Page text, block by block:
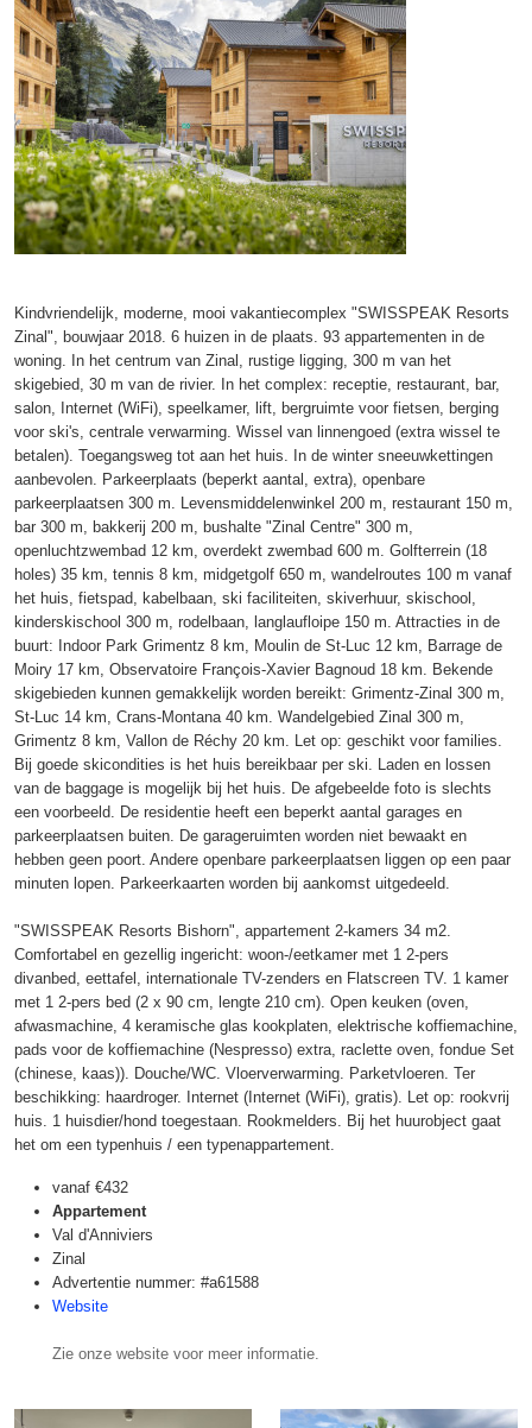
Kindvriendelijk, moderne, mooi vakantiecomplex "SWISSPEAK Resorts
Zinal", bouwjaar 2018. 6 huizen in de plaats. 93 appartementen in de
woning. In het centrum van Zinal, rustige ligging, 300 m van het
skigebied, 30 m van de rivier. In het complex: receptie, restaurant, bar,
salon, Internet (WiFi), speelkamer, lift, bergruimte voor fietsen, berging
voor ski's, centrale verwarming. Wissel van linnengoed (extra wissel te
betalen). Toegangsweg tot aan het huis. In de winter sneeuwkettingen
aanbevolen. Parkeerplaats (beperkt aantal, extra), openbare
parkeerplaatsen 300 m. Levensmiddelenwinkel 200 m, restaurant 150 m,
bar 300 m, bakkerij 200 m, bushalte "Zinal Centre" 300 m,
openluchtzwembad 12 km, overdekt zwembad 600 m. Golfterrein (18
holes) 35 km, tennis 8 km, midgetgolf 650 m, wandelroutes 100 m vanaf
het huis, fietspad, kabelbaan, ski faciliteiten, skiverhuur, skischool,
kinderskischool 300 m, rodelbaan, langlaufloipe 150 m. Attracties in de
buurt: Indoor Park Grimentz 8 km, Moulin de St-Luc 12 km, Barrage de
Moiry 17 km, Observatoire François-Xavier Bagnoud 18 km. Bekende
skigebieden kunnen gemakkelijk worden bereikt: Grimentz-Zinal 300 m,
St-Luc 14 km, Crans-Montana 40 km. Wandelgebied Zinal 300 m,
Grimentz 8 km, Vallon de Réchy 20 km. Let op: geschikt voor families.
Bij goede skicondities is het huis bereikbaar per ski. Laden en lossen
van de baggage is mogelijk bij het huis. De afgebeelde foto is slechts
een voorbeeld. De residentie heeft een beperkt aantal garages en
parkeerplaatsen buiten. De garageruimten worden niet bewaakt en
hebben geen poort. Andere openbare parkeerplaatsen liggen op een paar
minuten lopen. Parkeerkaarten worden bij aankomst uitgedeeld.
"SWISSPEAK Resorts Bishorn", appartement 2-kamers 34 m2.
Comfortabel en gezellig ingericht: woon-/eetkamer met 1 2-pers
divanbed, eettafel, internationale TV-zenders en Flatscreen TV. 1 kamer
met 1 2-pers bed (2 x 90 cm, lengte 210 cm). Open keuken (oven,
afwasmachine, 4 keramische glas kookplaten, elektrische koffiemachine,
pads voor de koffiemachine (Nespresso) extra, raclette oven, fondue Set
(chinese, kaas)). Douche/WC. Vloerverwarming. Parketvloeren. Ter
beschikking: haardroger. Internet (Internet (WiFi), gratis). Let op: rookvrij
huis. 1 huisdier/hond toegestaan. Rookmelders. Bij het huurobject gaat
het om een typenhuis / een typenappartement.
vanaf €432
Appartement
Val d'Anniviers
Zinal
Advertentie nummer: #a61588
Website
Zie onze website voor meer informatie.